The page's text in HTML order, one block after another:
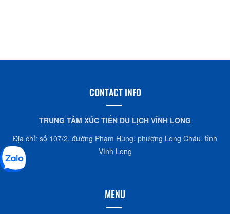
CONTACT INFO
TRUNG TÂM XÚC TIẾN DU LỊCH VĨNH LONG
Địa chỉ: số 107/2, đường Phạm Hùng, phường Long Châu, tỉnh
Vĩnh Long
MENU